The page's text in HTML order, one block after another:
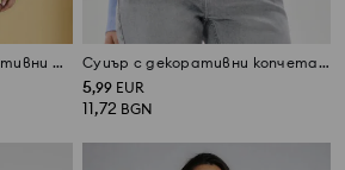
Basic пуловер с декоративни шевове и вискоза Суиър с декоративни копчета на маншетите
5,99 EUR
11,72 BGN